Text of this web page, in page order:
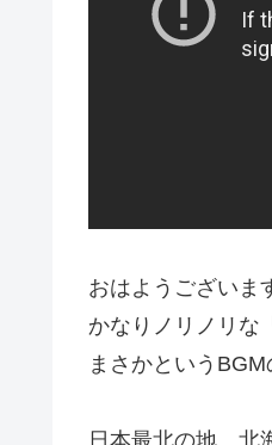
おはようございま
かなりノリノリな
まさかという